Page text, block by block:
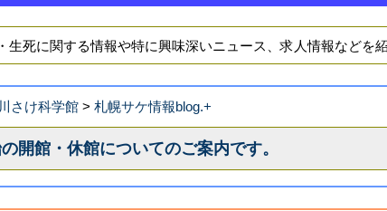
生死に関する情報や特に興味深いニュース、求人情報などを紹
さけ科学館 >札幌サケ情報blog.+
開館・休館についてのご案内です。